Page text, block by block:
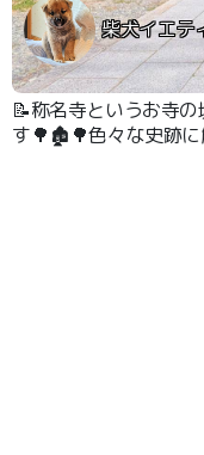
柴犬イエテ
📝称名寺というお寺
す🌳🏚️🌳色々な史跡に